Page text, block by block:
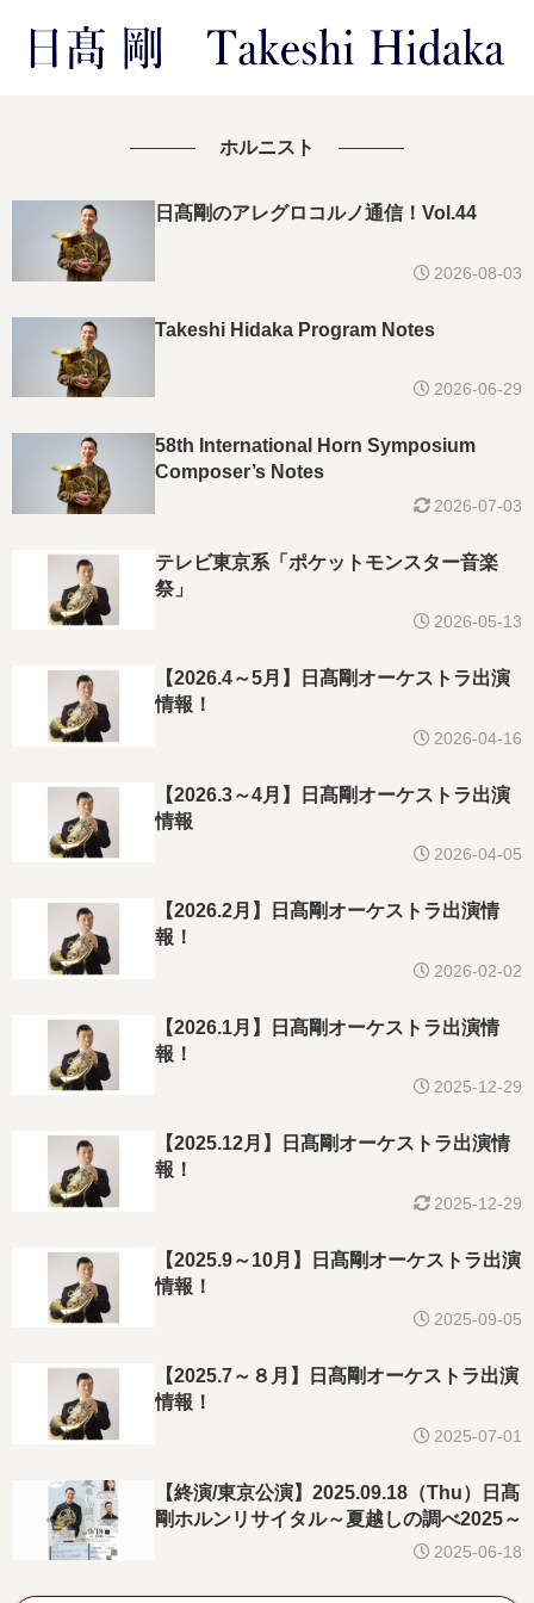
ホルニスト
日髙剛のアレグロコルノ通信！Vol.44
2026-08-03
Takeshi Hidaka Program Notes
2026-06-29
58th International Horn Symposium
Composer’s Notes
2026-07-03
テレビ東京系「ポケットモンスター音楽
祭」
2026-05-13
【2026.4～5月】日髙剛オーケストラ出演
情報！
2026-04-16
【2026.3～4月】日髙剛オーケストラ出演
情報
2026-04-05
【2026.2月】日髙剛オーケストラ出演情
報！
2026-02-02
【2026.1月】日髙剛オーケストラ出演情
報！
2025-12-29
【2025.12月】日髙剛オーケストラ出演情
報！
2025-12-29
【2025.9～10月】日髙剛オーケストラ出演
情報！
2025-09-05
【2025.7～８月】日髙剛オーケストラ出演
情報！
2025-07-01
【終演/東京公演】2025.09.18（Thu）日髙
剛ホルンリサイタル～夏越しの調べ2025～
2025-06-18